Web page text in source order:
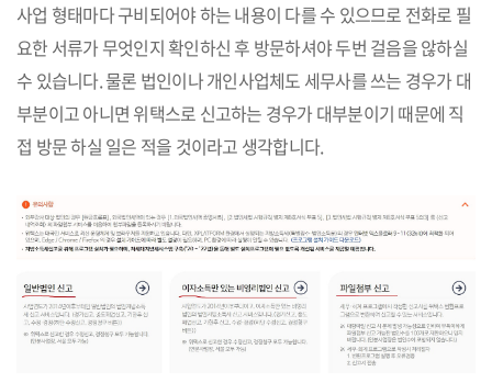
사업 형태마다 구비되어야 하는 내용이 다를 수 있으므로 전화로 필
요한 서류가 무엇인지 확인하신 후 방문하셔야 두번 걸음을 않하실
수 있습니다. 물론 법인이나 개인사업체도 세무사를 쓰는 경우가 대
부분이고 아니면 위택스로 신고하는 경우가 대부분이기 때문에 직
접 방문 하실 일은 적을 것이라고 생각합니다.